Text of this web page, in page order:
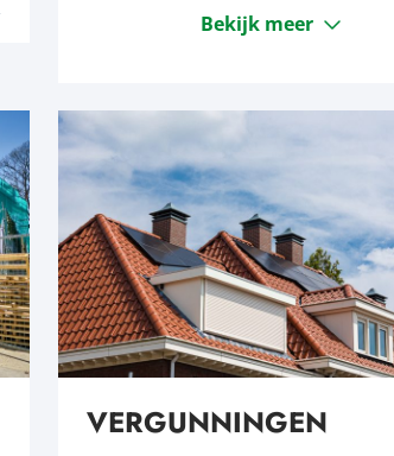
Bekijk meer
VERGUNNINGEN